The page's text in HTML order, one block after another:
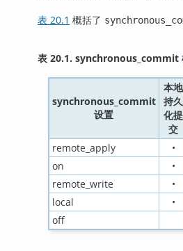
表 20.1 概括了
表 20.1. synchronous_commit
synchronous_commit
设置
本地
持久
化提
交
remote_apply
•
on
•
remote_write
•
local
•
off